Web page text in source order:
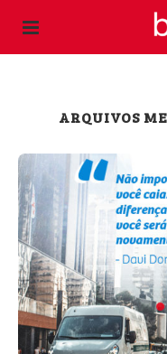
ARQUIVOS